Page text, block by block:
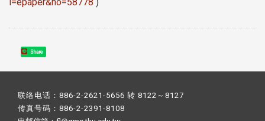
Share
联络电话：886-2-2621-5656 转 8122～8127
传真号码：886-2-2391-8108